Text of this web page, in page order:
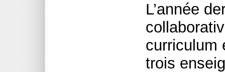
L’année
curriculum
trois